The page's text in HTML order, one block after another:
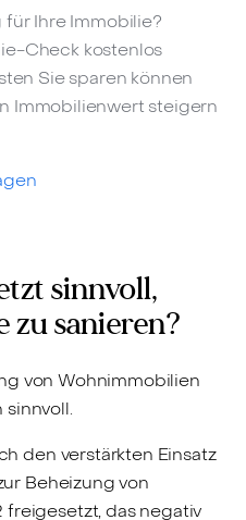
Ihre Immobilie?
Check kostenlos
Sie sparen können
Immobilienwert steigern
sinnvoll,
sanieren?
von Wohnimmobilien
sinnvoll.
den verstärkten Einsatz
Beheizung von
das negativ